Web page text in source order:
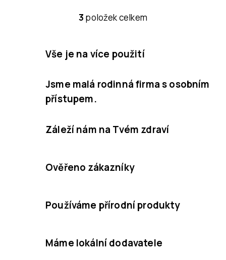
O
l
d
p
v
v
i
3 položek celkem
Vše je na více použití
Jsme malá rodinná firma s osobním
přístupem.
Záleží nám na Tvém zdraví
Ověřeno zákazníky
Používáme přírodní produkty
Máme lokální dodavatele